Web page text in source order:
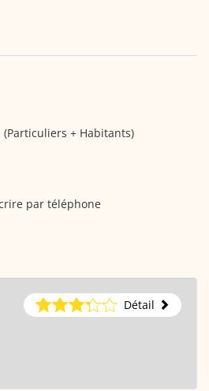
(Particuliers + Habitants)
par téléphone
Détail